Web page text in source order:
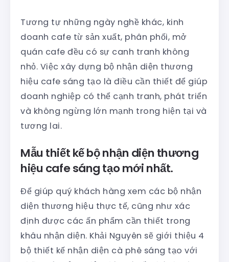
Tương tự những ngày nghề khác, kinh
doanh cafe từ sản xuất, phân phối, mở
quán cafe đều có sự canh tranh không
nhỏ. Việc xây dựng bộ nhận diện thương
hiệu cafe sáng tạo là điều cần thiết để giúp
doanh nghiệp có thể cạnh tranh, phát triển
và không ngừng lớn mạnh trong hiện tại và
tương lai.
Mẫu thiết kế bộ nhận diện thương
hiệu cafe sáng tạo mới nhất.
Để giúp quý khách hàng xem các bộ nhận
diện thương hiệu thực tế, cũng như xác
định được các ấn phẩm cần thiết trong
khâu nhận diện. Khải Nguyên sẽ giới thiệu 4
bộ thiết kế nhận diện cà phê sáng tạo với